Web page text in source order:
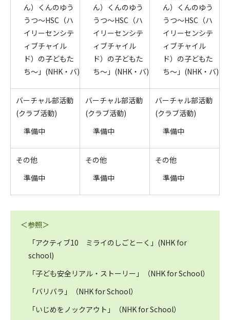
ん）くんのゆう
うつ～HSC（ハ
イリーセンシテ
ィブチャイル
ド）の子どもた
ち～」(NHK・バ)
ん）くんのゆう
うつ～HSC（ハ
イリーセンシテ
ィブチャイル
ド）の子どもた
ち～」(NHK・バ)
ん）くんのゆう
うつ～HSC（ハ
イリーセンシテ
ィブチャイル
ド）の子どもた
ち～」(NHK・バ)
バーチャル部活動
(クラブ活動)
準備中
バーチャル部活動
(クラブ活動)
準備中
バーチャル部活動
(クラブ活動)
準備中
その他
準備中
その他
準備中
その他
準備中
＜参照＞
「アクティブ10 ミライのしごとーく」(NHK for
school)
「子ども安全リアル・ストーリー」（NHK for School）
「バリバラ」（NHK for School）
「いじめをノックアウト」（NHK for School）